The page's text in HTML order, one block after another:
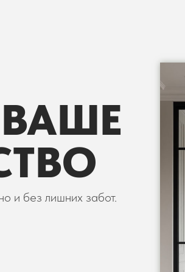
и без лишних забот.
ВАШЕ